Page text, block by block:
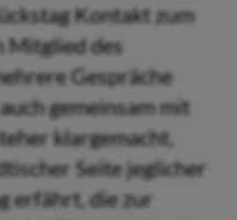
Kontakt zum
Mitglied des
Gespräche
gemeinsam mit
klargemacht,
Seite jeglicher
erfährt, die zur